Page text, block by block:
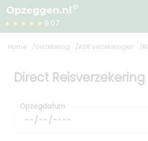
★★★★★ 9.07
Home Verzekering ASR verzekeringen
Direct
Opzegdatum